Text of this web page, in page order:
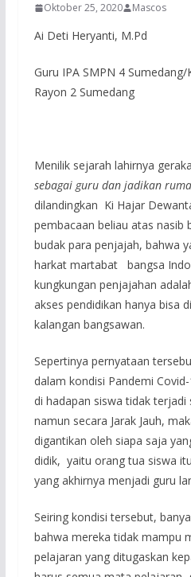
Oktober 25, 2020 Mascos
Ai Deti Heryanti, M.Pd
Guru IPA SMPN 4
Rayon 2 Sumedang
Menilik sejarah lahirnya
sebagai guru dan jadikan
dilandingkan Ki Hajar
pembacaan beliau atas nasib
budak para penjajah, bahwa
harkat martabat bangsa
kungkungan penjajahan
akses pendidikan hanya bisa
kalangan bangsawan.
Sepertinya pernyataan
dalam kondisi Pandemi
di hadapan siswa tidak
namun secara Jarak Jauh,
digantikan oleh siapa saja
didik, yaitu orang tua siswa
yang akhirnya menjadi guru
Seiring kondisi tersebut,
bahwa mereka tidak mampu
pelajaran yang ditugaskan